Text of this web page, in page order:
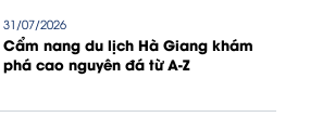
31/07/2026
Cẩm nang du lịch Hà Giang khám
phá cao nguyên đá từ A-Z